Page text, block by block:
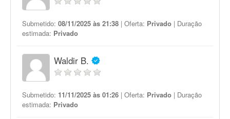
Submetido: 08/11/2025 às 21:38 | Oferta: Privado | Duração
estimada: Privado
Waldir B.
Submetido: 11/11/2025 às 01:26 | Oferta: Privado | Duração
estimada: Privado